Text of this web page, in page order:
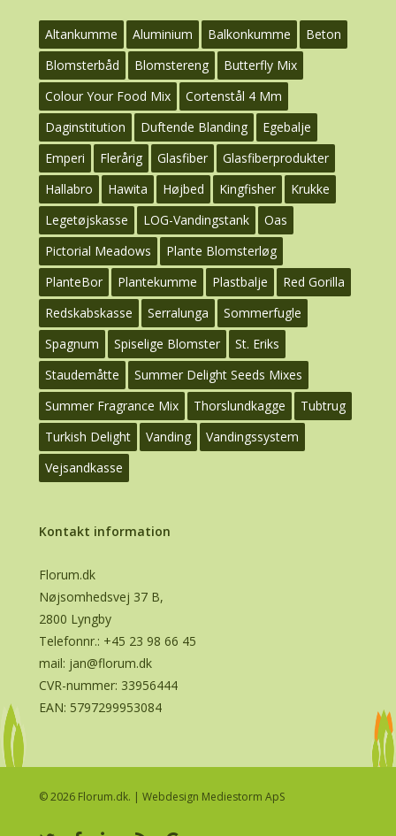
Altankumme Aluminium Balkonkumme
Beton
Blomsterbåd
Blomstereng
Butterfly Mix
Colour Your Food Mix
Cortenstål 4 Mm
Daginstitution
Duftende Blanding
Egebalje
Emperi
Flerårig Glasfiber
Glasfiberprodukter
Hallabro
Hawita Højbed Kingfisher
Krukke
Legetøjskasse
LOG-Vandingstank
Oas
Pictorial Meadows
Plante Blomsterløg
PlanteBor
Plantekumme Plastbalje
Red Gorilla
Redskabskasse
Serralunga
Sommerfugle
Spagnum
Spiselige Blomster
St. Eriks
Staudemåtte
Summer Delight Seeds Mixes
Summer Fragrance Mix
Thorslundkagge
Tubtrug
Turkish Delight
Vanding
Vandingssystem
Vejsandkasse
Kontakt information
Florum.dk
Nøjsomhedsvej 37 B,
2800 Lyngby
Telefonnr.: +45 23 98 66 45
mail: jan@florum.dk
CVR-nummer: 33956444
EAN: 5797299953084
© 2026 Florum.dk. |Webdesign Mediestorm ApS